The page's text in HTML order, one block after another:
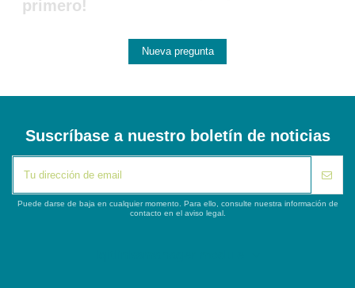
primero!
Nueva pregunta
Suscríbase a nuestro boletín de noticias
Puede darse de baja en cualquier momento. Para ello, consulte nuestra información de
contacto en el aviso legal.